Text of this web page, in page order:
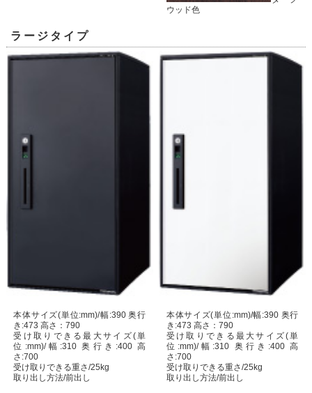
ウッド色
ラージタイプ
本体サイズ(単位:mm)/幅:390 奥行
き:473 高さ：790
受け取りできる最大サイズ(単
位:mm)/幅:310 奥行き:400 高
さ:700
受け取りできる重さ/25kg
取り出し方法/前出し
本体サイズ(単位:mm)/幅:390 奥行
き:473 高さ：790
受け取りできる最大サイズ(単
位:mm)/幅:310 奥行き:400 高
さ:700
受け取りできる重さ/25kg
取り出し方法/前出し